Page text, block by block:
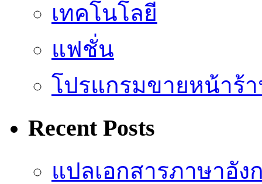
เทคโนโลยี
แฟชั่น
โปรแกรมขายหน้าร้
Recent Posts
แปลเอกสารภาษาอั